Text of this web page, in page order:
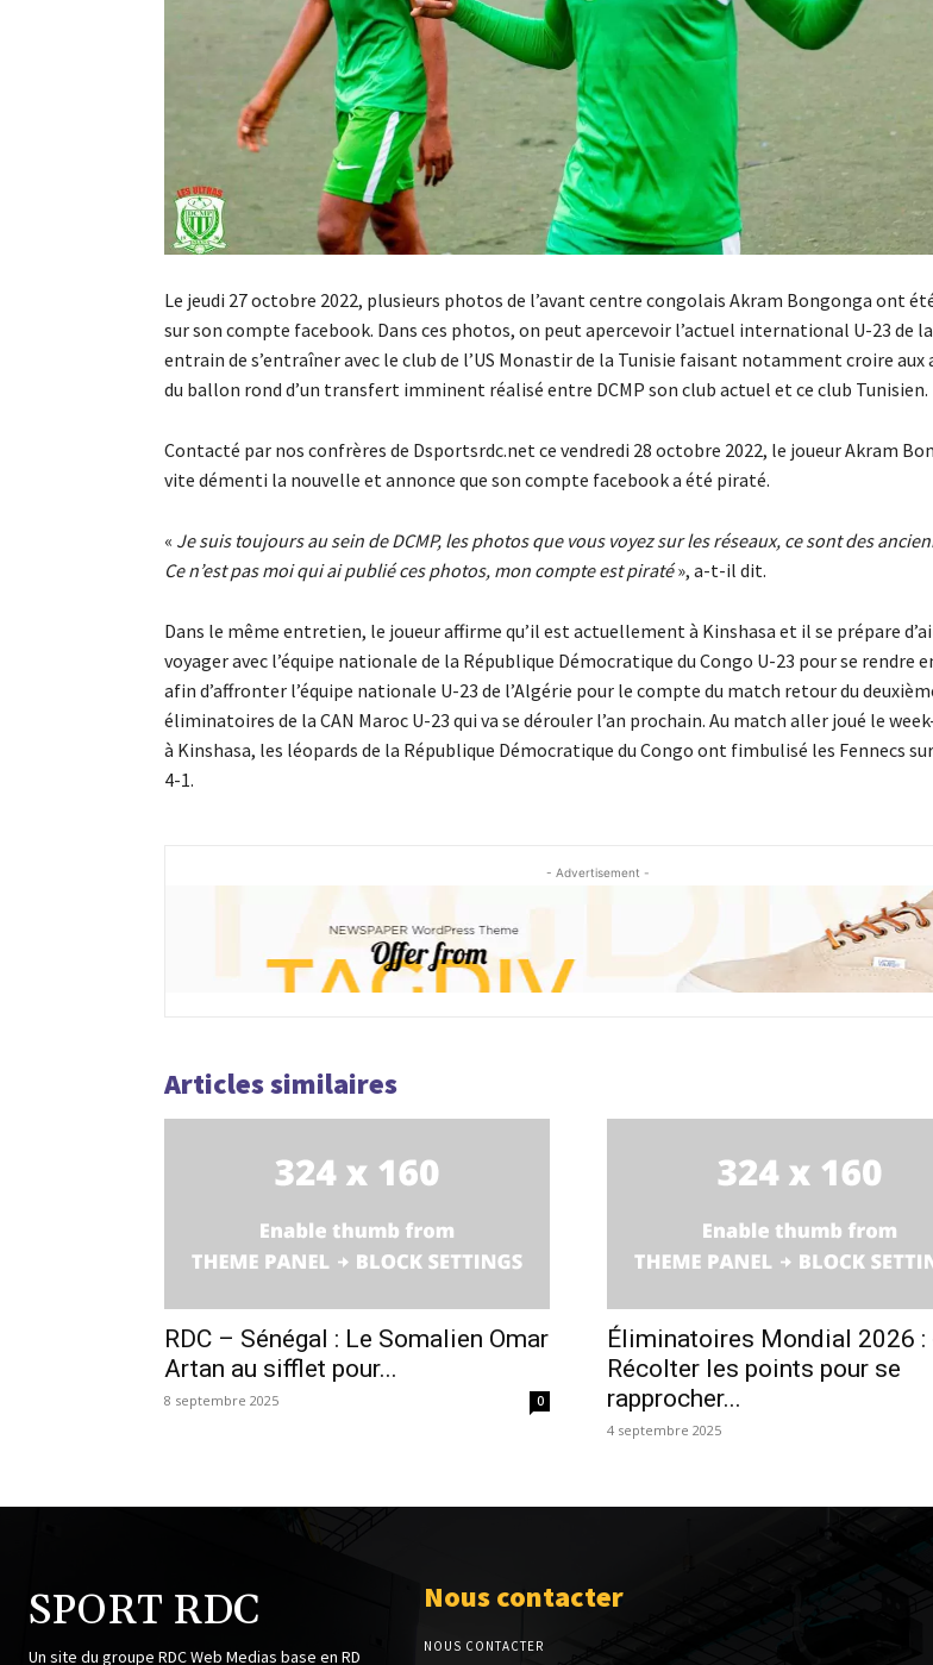
Le jeudi 27 octobre 2022, plusieurs photos de l’avant centre congolais Akram Bongonga ont
sur son compte facebook. Dans ces photos, on peut apercevoir l’actuel international U-23 de la
entrain de s’entraîner avec le club de l’US Monastir de la Tunisie faisant notamment croire aux
du ballon rond d’un transfert imminent réalisé entre DCMP son club actuel et ce club Tunisien.
Contacté par nos confrères de Dsportsrdc.net ce vendredi 28 octobre 2022, le joueur Akram
vite démenti la nouvelle et annonce que son compte facebook a été piraté.
« Je suis toujours au sein de DCMP, les photos que vous voyez sur les réseaux, ce sont des
Ce n’est pas moi qui ai publié ces photos, mon compte est piraté», a-t-il dit.
Dans le même entretien, le joueur affirme qu’il est actuellement à Kinshasa et il se prépare
voyager avec l’équipe nationale de la République Démocratique du Congo U-23 pour se rendre
afin d’affronter l’équipe nationale U-23 de l’Algérie pour le compte du match retour du
éliminatoires de la CAN Maroc U-23 qui va se dérouler l’an prochain. Au match aller joué le
à Kinshasa, les léopards de la République Démocratique du Congo ont fimbulisé les Fennecs
4-1.
- Advertisement -
Articles similaires
RDC – Sénégal : Le Somalien Omar
Artan au sifflet pour...
8 septembre 2025 0
Éliminatoires Mondial 2026 :
Récolter les points pour se
rapprocher...
4 septembre 2025
SPORT RDC
Un site du groupe RDC Web Medias base en RD
Nous contacter
NOUS CONTACTER